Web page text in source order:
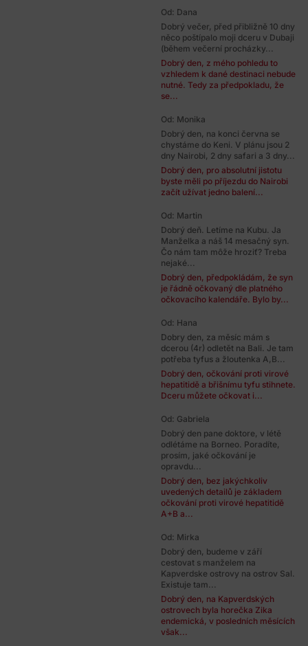
Od: Dana
Dobrý večer, před přibližně 10 dny
něco poštípalo moji dceru v Dubaji
(během večerní procházky...
Dobrý den, z mého pohledu to
vzhledem k dané destinaci nebude
nutné. Tedy za předpokladu, že
se...
Od: Monika
Dobrý den, na konci června se
chystáme do Keni. V plánu jsou 2
dny Nairobi, 2 dny safari a 3 dny...
Dobrý den, pro absolutní jistotu
byste měli po příjezdu do Nairobi
začít užívat jedno balení...
Od: Martin
Dobrý deň. Letíme na Kubu. Ja
Manželka a náš 14 mesačný syn.
Čo nám tam môže hroziť? Treba
nejaké...
Dobrý den, předpokládám, že syn
je řádně očkovaný dle platného
očkovacího kalendáře. Bylo by...
Od: Hana
Dobry den, za měsíc mám s
dcerou (4r) odletět na Bali. Je tam
potřeba tyfus a žloutenka A,B...
Dobrý den, očkování proti virové
hepatitidě a břišnímu tyfu stihnete.
Dceru můžete očkovat i...
Od: Gabriela
Dobrý den pane doktore, v létě
odlétáme na Borneo. Poradíte,
prosím, jaké očkování je
opravdu...
Dobrý den, bez jakýchkoliv
uvedených detailů je základem
očkování proti virové hepatitidě
A+B a...
Od: Mirka
Dobrý den, budeme v září
cestovat s manželem na
Kapverdske ostrovy na ostrov Sal.
Existuje tam...
Dobrý den, na Kapverdských
ostrovech byla horečka Zika
endemická, v posledních měsících
však...